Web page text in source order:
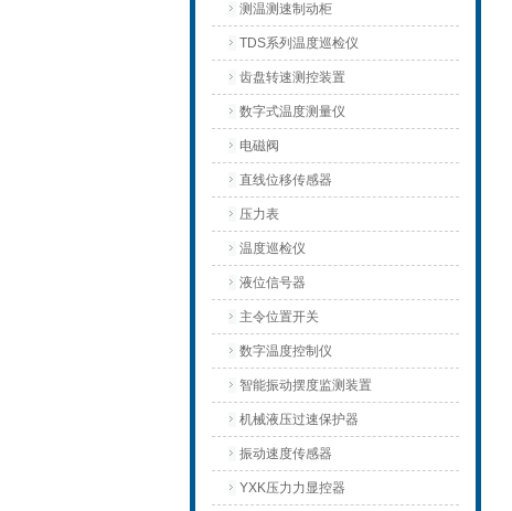
测温测速制动柜
TDS系列温度巡检仪
齿盘转速测控装置
数字式温度测量仪
电磁阀
直线位移传感器
压力表
温度巡检仪
液位信号器
主令位置开关
数字温度控制仪
智能振动摆度监测装置
机械液压过速保护器
振动速度传感器
YXK压力力显控器